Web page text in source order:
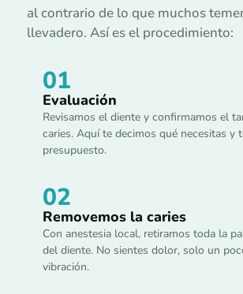
al contrario de lo que muchos
llevadero. Así es el procedimiento:
01
Evaluación
Revisamos el diente y confirmamos el
caries. Aquí te decimos qué necesitas y
presupuesto.
02
Removemos la caries
Con anestesia local, retiramos toda la
del diente. No sientes dolor, solo un
vibración.